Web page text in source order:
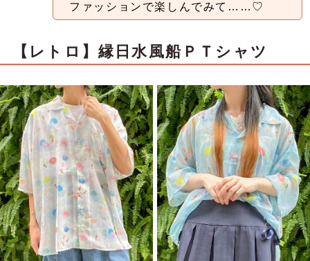
ファッションで楽しんでみて……♡
【レトロ】縁日水風船ＰＴシャツ